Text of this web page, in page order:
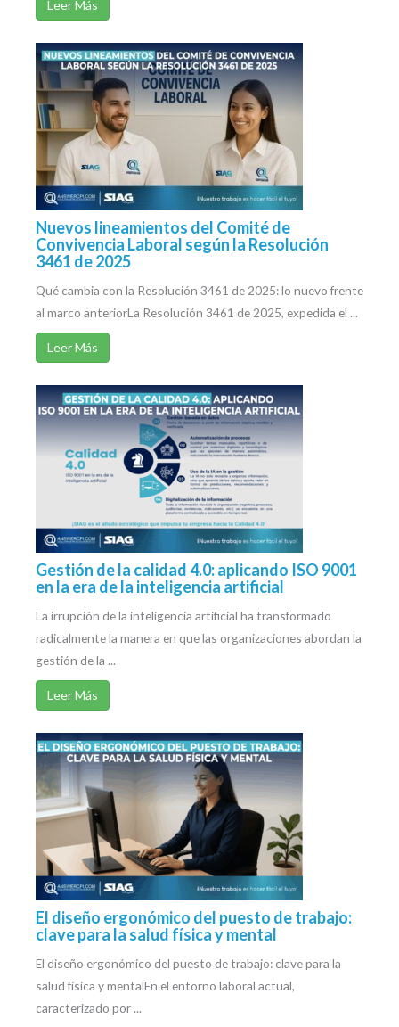
Leer Más
Nuevos lineamientos del Comité de
Convivencia Laboral según la Resolución
3461 de 2025
Qué cambia con la Resolución 3461 de 2025: lo nuevo frente
al marco anteriorLa Resolución 3461 de 2025, expedida el ...
Leer Más
Gestión de la calidad 4.0: aplicando ISO 9001
en la era de la inteligencia artificial
La irrupción de la inteligencia artificial ha transformado
radicalmente la manera en que las organizaciones abordan la
gestión de la ...
Leer Más
El diseño ergonómico del puesto de trabajo:
clave para la salud física y mental
El diseño ergonómico del puesto de trabajo: clave para la
salud física y mentalEn el entorno laboral actual,
caracterizado por ...